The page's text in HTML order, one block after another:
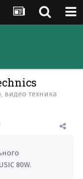
видео техника
80W.